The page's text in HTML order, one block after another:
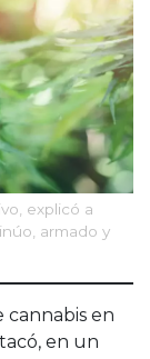
explicó a
armado y
cannabis en
en un